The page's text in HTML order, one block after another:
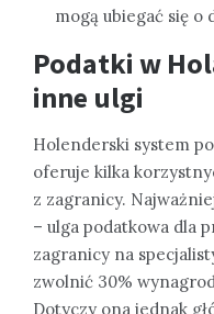
mogą ubiegać się o
Podatki w
inne ulgi
Holenderski system
oferuje kilka
z zagranicy.
– ulga podatkowa dla
zagranicy na
zwolnić 30%
Dotyczy ona jednak